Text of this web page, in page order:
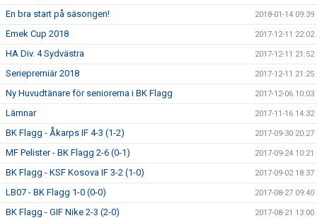
En bra start på säsongen! 2018-01-14 09:39
Emek Cup 2018 2017-12-11 22:02
HA Div. 4 Sydvästra 2017-12-11 21:52
Seriepremiär 2018 2017-12-11 21:25
Ny Huvudtänare för seniorerna i BK Flagg 2017-12-06 10:03
Lämnar 2017-11-16 14:32
BK Flagg - Åkarps IF 4-3 (1-2) 2017-09-30 20:27
MF Pelister - BK Flagg 2-6 (0-1) 2017-09-24 10:21
BK Flagg - KSF Kosova IF 3-2 (1-0) 2017-09-02 18:37
LB07 - BK Flagg 1-0 (0-0) 2017-08-27 09:40
BK Flagg - GIF Nike 2-3 (2-0) 2017-08-21 13:00